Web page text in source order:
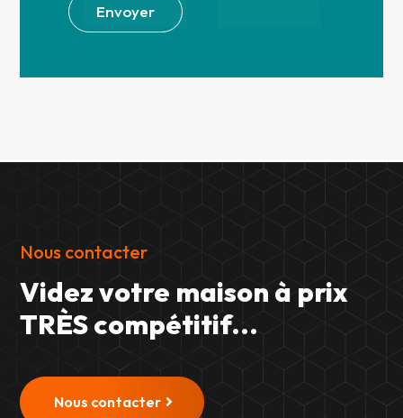
Envoyer
Nous contacter
Videz votre maison à prix
TRÈS compétitif...
Nous contacter